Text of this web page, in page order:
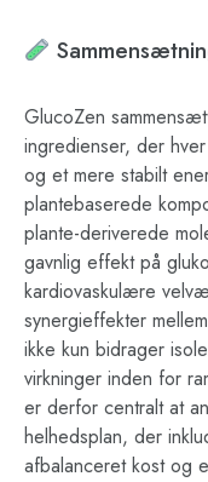
GlucoZen
ingredienser, der
og et mere stabilt
plantebaserede
plante-deriverede
gavnlig effekt på
kardiovaskulære
synergieffekter
ikke kun bidrager
virkninger inden for
er derfor centralt at
helhedsplan, der
afbalanceret kost og